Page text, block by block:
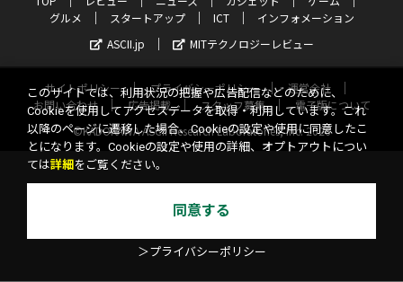
グルメ
スタートアップ ICT
インフォメーション
ASCII.jp
MITテクノロジーレビュー
サイトポリシー プライバシーポリシー
運営会社
お問い合わせ
広告掲載 スタッフ募集
電子版について
©KADOKAWA ASCII Research Laboratories, Inc. 2026
このサイトでは、利用状況の把握や広告配信などのために、
Cookieを使用してアクセスデータを取得・利用しています。これ
以降のページに遷移した場合、Cookieの設定や使用に同意したこ
とになります。Cookieの設定や使用の詳細、オプトアウトについ
ては詳細 をご覧ください。
同意する
＞プライバシーポリシー